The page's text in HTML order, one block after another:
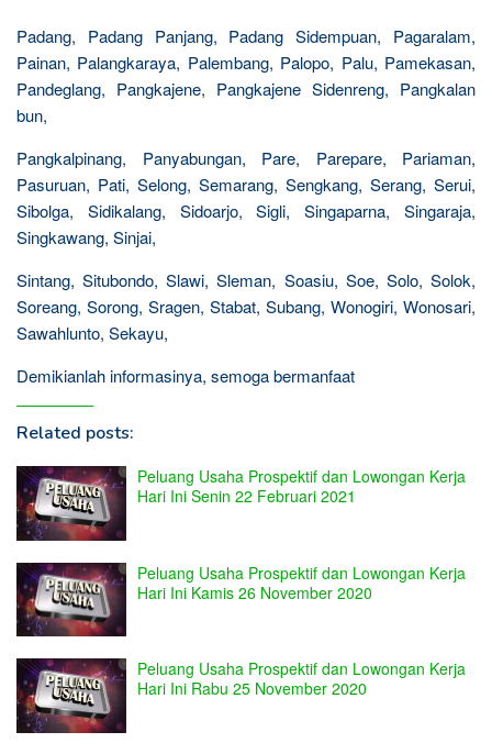
Padang, Padang Panjang, Padang Sidempuan, Pagaralam,
Painan, Palangkaraya, Palembang, Palopo, Palu, Pamekasan,
Pandeglang, Pangkajene, Pangkajene Sidenreng, Pangkalan
bun,
Pangkalpinang, Panyabungan, Pare, Parepare, Pariaman,
Pasuruan, Pati, Selong, Semarang, Sengkang, Serang, Serui,
Sibolga, Sidikalang, Sidoarjo, Sigli, Singaparna, Singaraja,
Singkawang, Sinjai,
Sintang, Situbondo, Slawi, Sleman, Soasiu, Soe, Solo, Solok,
Soreang, Sorong, Sragen, Stabat, Subang, Wonogiri, Wonosari,
Sawahlunto, Sekayu,
Demikianlah informasinya, semoga bermanfaat
Related posts:
Peluang Usaha Prospektif dan Lowongan Kerja
Hari Ini Senin 22 Februari 2021
Peluang Usaha Prospektif dan Lowongan Kerja
Hari Ini Kamis 26 November 2020
Peluang Usaha Prospektif dan Lowongan Kerja
Hari Ini Rabu 25 November 2020